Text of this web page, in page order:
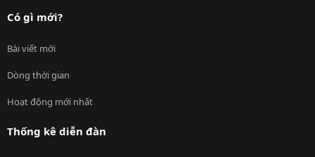
Có gì mới?
Bài viết mới
Dòng thời gian
Hoạt động mới nhất
Thống kê diễn đàn